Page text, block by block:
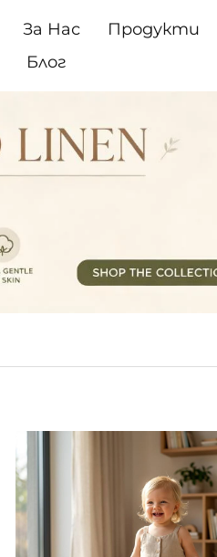
За Нас Продукти
Блог